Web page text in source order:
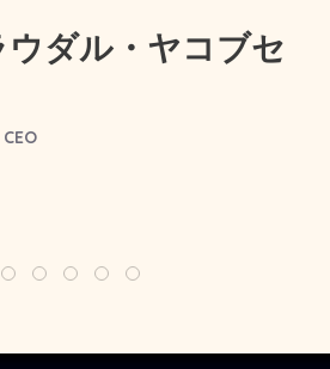
ダル・ヤコブセ
2 3 4 5 6